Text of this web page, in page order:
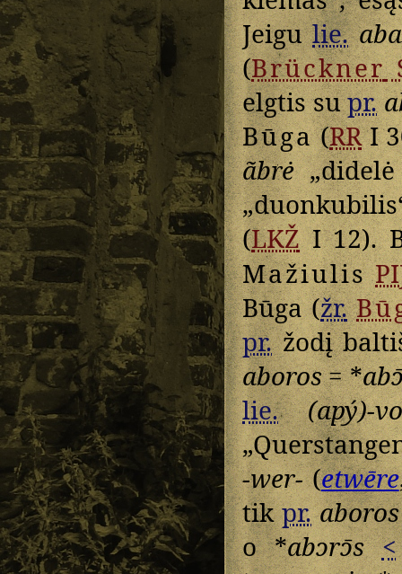
Jeigulie.
(Brückner
elgtis supr.
Būga(RRI
ãbrė„didelė
(LKŽI 12).
Mažiulis
Būga (žr.
pr.žodį
aboros= *
lie.
(apý)-
-wer-(etwēre
tikpr. aboros
o *abɔrɔ̄s <